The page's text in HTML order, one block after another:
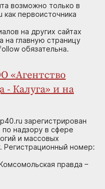
возможно только в
первоисточника
на других сайтах
на главную страницу
обязательна.
«Агентство
- Калуга» и на
зарегистрирован
надзору в сфере
и массовых
Регистрационный номер:
правда –